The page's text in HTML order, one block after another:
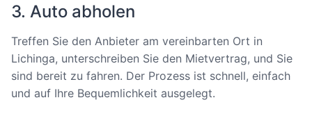
3. Auto abholen
Treffen Sie den Anbieter am vereinbarten Ort in
Lichinga, unterschreiben Sie den Mietvertrag, und Sie
sind bereit zu fahren. Der Prozess ist schnell, einfach
und auf Ihre Bequemlichkeit ausgelegt.